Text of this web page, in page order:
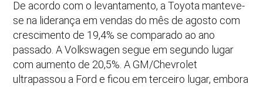
De acordo com o levantamento, a Toyota manteve-
se na liderança em vendas do mês de agosto com
crescimento de 19,4% se comparado ao ano
passado. A Volkswagen segue em segundo lugar
com aumento de 20,5%. A GM/Chevrolet
ultrapassou a Ford e ficou em terceiro lugar, embora